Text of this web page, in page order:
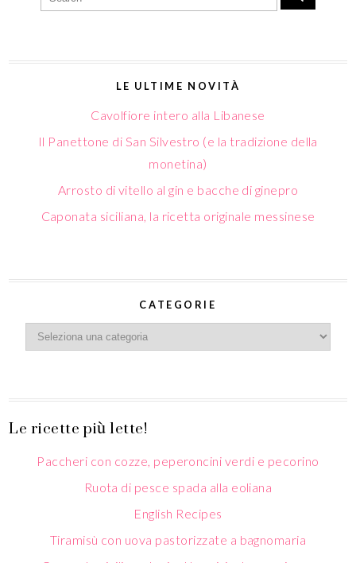
LE ULTIME NOVITÀ
Cavolfiore intero alla Libanese
Il Panettone di San Silvestro (e la tradizione della
monetina)
Arrosto di vitello al gin e bacche di ginepro
Caponata siciliana, la ricetta originale messinese
CATEGORIE
Le ricette più lette!
Paccheri con cozze, peperoncini verdi e pecorino
Ruota di pesce spada alla eoliana
English Recipes
Tiramisù con uova pastorizzate a bagnomaria